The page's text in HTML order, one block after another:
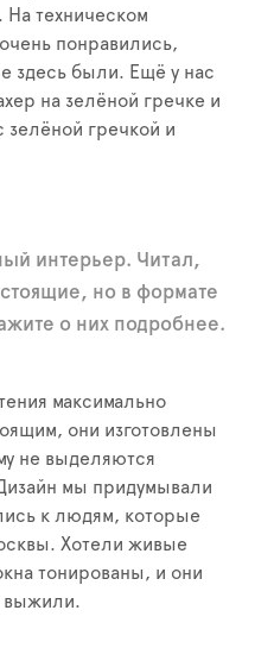
На техническом
понравились,
здесь были. Ещё у нас
на зелёной гречке и
зелёной гречкой и
интерьер. Читал,
но в формате
о них подробнее.
максимально
они изготовлены
не выделяются
мы придумывали
к людям, которые
Хотели живые
тонированы, и они
выжили.